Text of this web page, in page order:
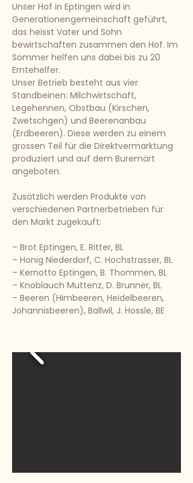
Unser Hof in Eptingen wird in
Generationengemeinschaft geführt,
das heisst Vater und Sohn
bewirtschaften zusammen den Hof. Im
Sommer helfen uns dabei bis zu 20
Erntehelfer.
Unser Betrieb besteht aus vier
Standbeinen: Milchwirtschaft,
Legehennen, Obstbau (Kirschen,
Zwetschgen) und Beerenanbau
(Erdbeeren). Diese werden zu einem
grossen Teil für die Direktvermarktung
produziert und auf dem Buremärt
angeboten.
Zusätzlich werden Produkte von
verschiedenen Partnerbetrieben für
den Markt zugekauft:
– Brot Eptingen, E. Ritter, BL
– Honig Niederdorf, C. Hochstrasser, BL
– Kernotto Eptingen, B. Thommen, BL
– Knoblauch Muttenz, D. Brunner, BL
– Beeren (Himbeeren, Heidelbeeren,
Johannisbeeren), Ballwil, J. Hossle, BE